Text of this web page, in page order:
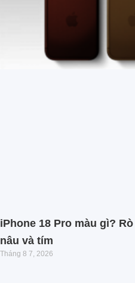
iPhone 18 Pro màu gì?
nâu và tím
Tháng 8 7, 2026